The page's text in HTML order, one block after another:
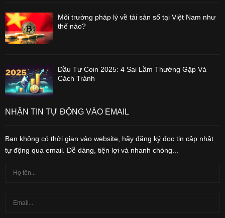
Môi trường pháp lý về tài sản số tại Việt Nam như
thế nào?
Đầu Tư Coin 2025: 4 Sai Lầm Thường Gặp Và
Cách Tránh
NHẬN TIN TỰ ĐỘNG VÀO EMAIL
Bạn không có thời gian vào website, hãy đăng ký đọc tin cập nhật
tự động qua email. Dễ dàng, tiện lợi và nhanh chóng...